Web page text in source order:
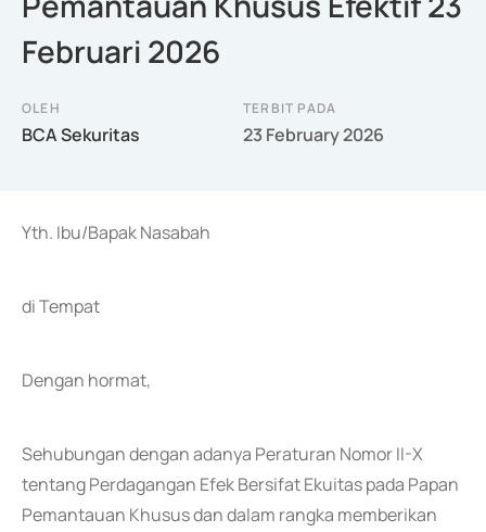
Februari 2026
OLEH
BCA Sekuritas
TERBIT PADA
23 February 2026
Yth. Ibu/Bapak Nasabah
di Tempat
Dengan hormat,
Sehubungan dengan adanya Peraturan Nomor II-X
tentang Perdagangan Efek Bersifat Ekuitas pada Papan
Pemantauan Khusus dan dalam rangka memberikan